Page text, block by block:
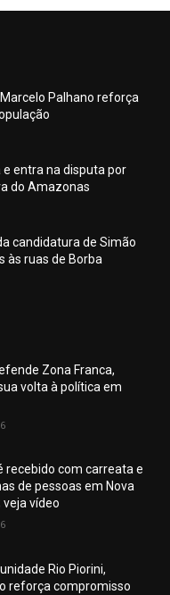
Palhano reforça
entra na disputa por
do Amazonas
candidatura de Simão
às ruas de Borba
Zona Franca,
volta à política em
recebido com carreata e
de pessoas em Nova
veja vídeo
Rio Piorini,
reforça compromisso